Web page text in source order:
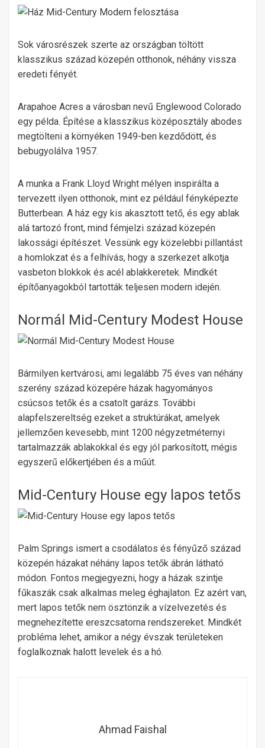
Sok városrészek szerte az országban töltött
klasszikus század közepén otthonok, néhány vissza
eredeti fényét.
Arapahoe Acres a városban nevű Englewood Colorado
egy példa. Építése a klasszikus középosztály abodes
megtölteni a környéken 1949-ben kezdődött, és
bebugyolálva 1957.
A munka a Frank Lloyd Wright mélyen inspirálta a
tervezett ilyen otthonok, mint ez például fényképezte
Butterbean. A ház egy kis akasztott tető, és egy ablak
alá tartozó front, mind fémjelzi század közepén
lakossági építészet. Vessünk egy közelebbi pillantást
a homlokzat és a felhívás, hogy a szerkezet alkotja
vasbeton blokkok és acél ablakkeretek. Mindkét
építőanyagokból tartották teljesen modern idején.
Normál Mid-Century Modest House
Bármilyen kertvárosi, ami legalább 75 éves van néhány
szerény század közepére házak hagyományos
csúcsos tetők és a csatolt garázs. További
alapfelszereltség ezeket a struktúrákat, amelyek
jellemzően kevesebb, mint 1200 négyzetméternyi
tartalmazzák ablakokkal és egy jól parkosított, mégis
egyszerű előkertjében és a műút.
Mid-Century House egy lapos tetős
Palm Springs ismert a csodálatos és fényűző század
közepén házakat néhány lapos tetők ábrán látható
módon. Fontos megjegyezni, hogy a házak szintje
fűkaszák csak alkalmas meleg éghajlaton. Ez azért van,
mert lapos tetők nem ösztönzik a vízelvezetés és
megnehezítette ereszcsatorna rendszereket. Mindkét
probléma lehet, amikor a négy évszak területeken
foglalkoznak halott levelek és a hó.
Ahmad Faishal